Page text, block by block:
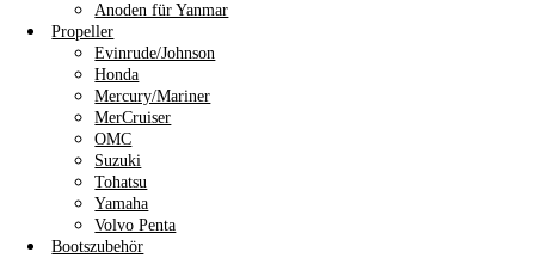
Anoden für Yanmar
Propeller
Evinrude/Johnson
Honda
Mercury/Mariner
MerCruiser
OMC
Suzuki
Tohatsu
Yamaha
Volvo Penta
Bootszubehör